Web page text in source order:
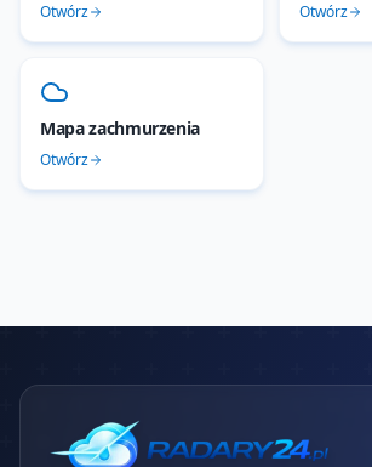
Otwórz Otwórz
Mapa zachmurzenia
Otwórz